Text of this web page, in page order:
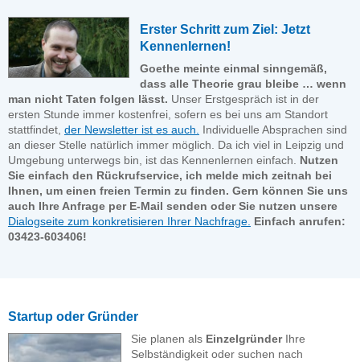
Erster Schritt zum Ziel: Jetzt
Kennenlernen!
Goethe meinte einmal sinngemäß,
dass alle Theorie grau bleibe … wenn
man nicht Taten folgen lässt. Unser Erstgespräch ist in der
ersten Stunde immer kostenfrei, sofern es bei uns am Standort
stattfindet, der Newsletter ist es auch. Individuelle Absprachen sind
an dieser Stelle natürlich immer möglich. Da ich viel in Leipzig und
Umgebung unterwegs bin, ist das Kennenlernen einfach. Nutzen
Sie einfach den Rückrufservice, ich melde mich zeitnah bei
Ihnen, um einen freien Termin zu finden. Gern können Sie uns
auch Ihre Anfrage per E-Mail senden oder Sie nutzen unsere
Dialogseite zum konkretisieren Ihrer Nachfrage. Einfach anrufen:
03423-603406!
Startup oder Gründer
Sie planen als EinzelgründerIhre
Selbständigkeit oder suchen nach